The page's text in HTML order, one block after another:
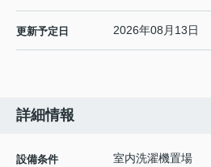
更新予定日 2026年08月13日
詳細情報
設備条件
室内洗濯機置場